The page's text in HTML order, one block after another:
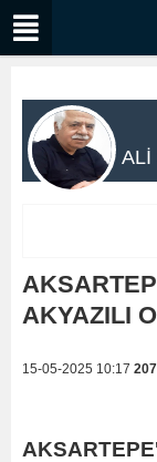
ALİ
AKYAZILI
15-05-2025 10:17